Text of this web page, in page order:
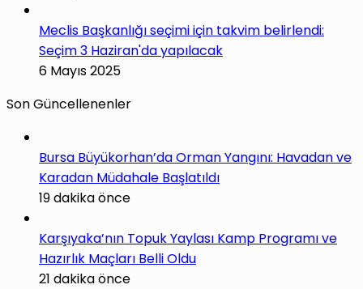
Meclis Başkanlığı seçimi için takvim belirlendi:
Seçim 3 Haziran'da yapılacak
6 Mayıs 2025
Son Güncellenenler
Bursa Büyükorhan’da Orman Yangını: Havadan ve
Karadan Müdahale Başlatıldı
19 dakika önce
Karşıyaka’nın Topuk Yaylası Kamp Programı ve
Hazırlık Maçları Belli Oldu
21 dakika önce